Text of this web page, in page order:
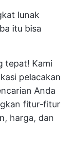
lunak
itu bisa
tepat! Kami
pelacakan
Anda
fitur-fitur
harga, dan